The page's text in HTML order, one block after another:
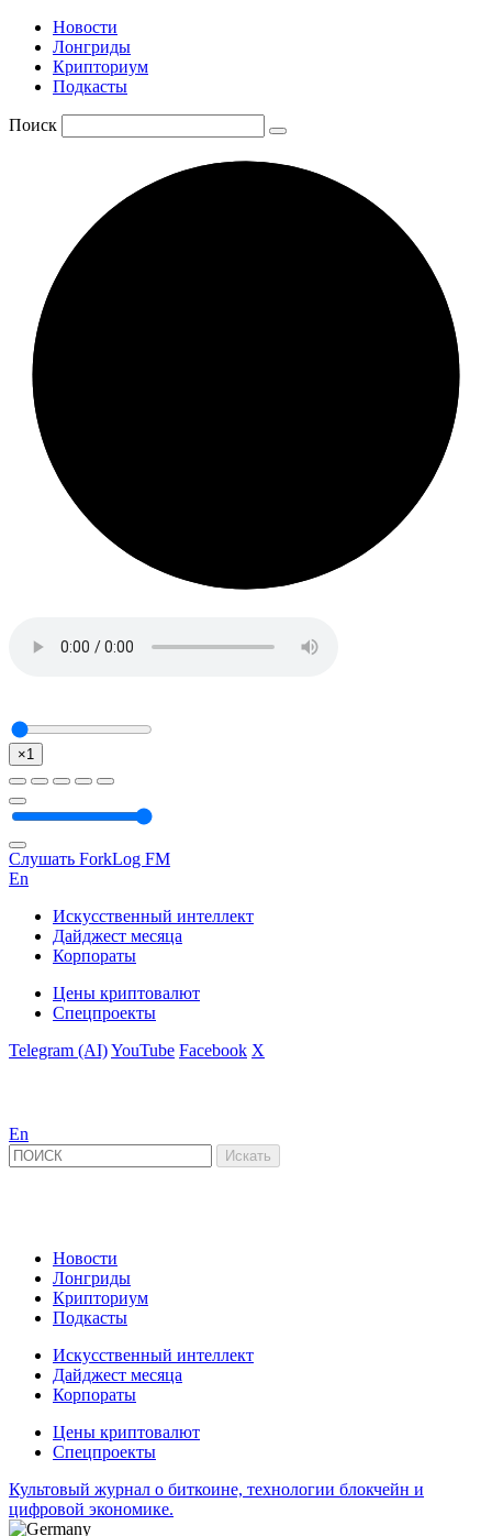
Новости
Лонгриды
Крипториум
Подкасты
Поиск
×1
Слушать ForkLog FM
En
Искусственный интеллект
Дайджест месяца
Корпораты
Цены криптовалют
Спецпроекты
Telegram (AI)YouTube Facebook X
En
Новости
Лонгриды
Крипториум
Подкасты
Искусственный интеллект
Дайджест месяца
Корпораты
Цены криптовалют
Спецпроекты
Культовый журнал о биткоине, технологии блокчейн и
цифровой экономике.